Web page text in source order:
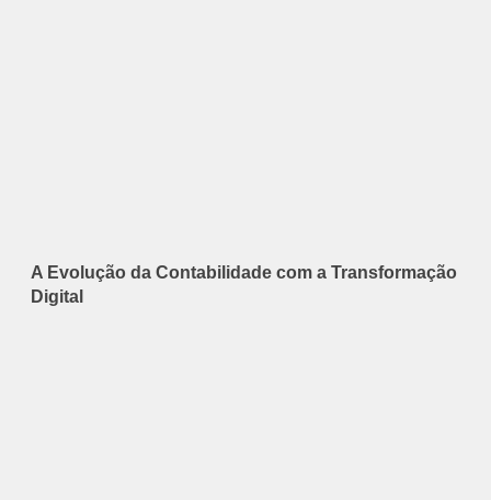
A Evolução da Contabilidade com a Transformação
Digital